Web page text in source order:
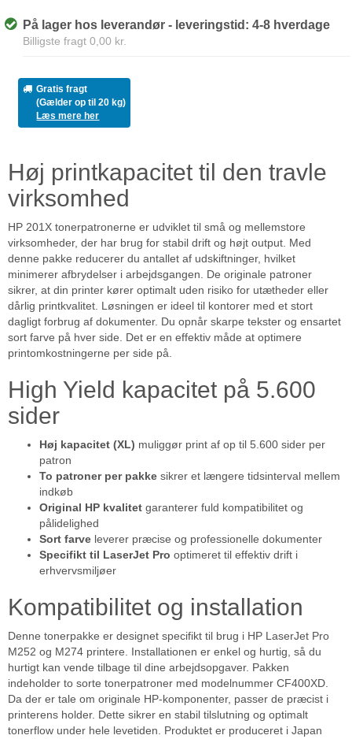
På lager hos leverandør - leveringstid: 4-8 hverdage
Billigste fragt 0,00 kr.
Gratis fragt
(Gælder op til 20 kg)
Læs mere her
Høj printkapacitet til den travle
virksomhed
HP 201X tonerpatronerne er udviklet til små og mellemstore
virksomheder, der har brug for stabil drift og højt output. Med
denne pakke reducerer du antallet af udskiftninger, hvilket
minimerer afbrydelser i arbejdsgangen. De originale patroner
sikrer, at din printer kører optimalt uden risiko for utætheder eller
dårlig printkvalitet. Løsningen er ideel til kontorer med et stort
dagligt forbrug af dokumenter. Du opnår skarpe tekster og ensartet
sort farve på hver side. Det er en effektiv måde at optimere
printomkostningerne per side på.
High Yield kapacitet på 5.600
sider
Høj kapacitet (XL) muliggør print af op til 5.600 sider per
patron
To patroner per pakke sikrer et længere tidsinterval mellem
indkøb
Original HP kvalitet garanterer fuld kompatibilitet og
pålidelighed
Sort farve leverer præcise og professionelle dokumenter
Specifikt til LaserJet Pro optimeret til effektiv drift i
erhvervsmiljøer
Kompatibilitet og installation
Denne tonerpakke er designet specifikt til brug i HP LaserJet Pro
M252 og M274 printere. Installationen er enkel og hurtig, så du
hurtigt kan vende tilbage til dine arbejdsopgaver. Pakken
indeholder to sorte tonerpatroner med modelnummer CF400XD.
Da der er tale om originale HP-komponenter, passer de præcist i
printerens holder. Dette sikrer en stabil tilslutning og optimalt
tonerflow under hele levetiden. Produktet er produceret i Japan